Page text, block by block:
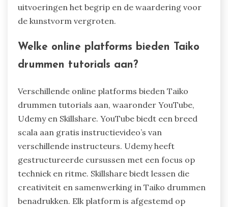
uitvoeringen het begrip en de waardering voor
de kunstvorm vergroten.
Welke online platforms bieden Taiko
drummen tutorials aan?
Verschillende online platforms bieden Taiko
drummen tutorials aan, waaronder YouTube,
Udemy en Skillshare. YouTube biedt een breed
scala aan gratis instructievideo’s van
verschillende instructeurs. Udemy heeft
gestructureerde cursussen met een focus op
techniek en ritme. Skillshare biedt lessen die
creativiteit en samenwerking in Taiko drummen
benadrukken. Elk platform is afgestemd op